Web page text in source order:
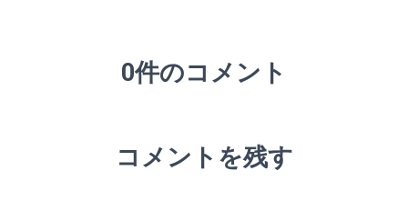
0件のコメント
コメントを残す